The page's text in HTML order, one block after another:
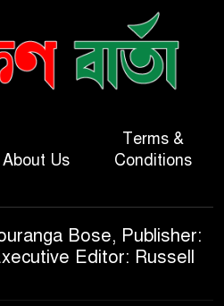
About Us
Terms &
Conditions
Bose, Publisher:
Editor: Russell